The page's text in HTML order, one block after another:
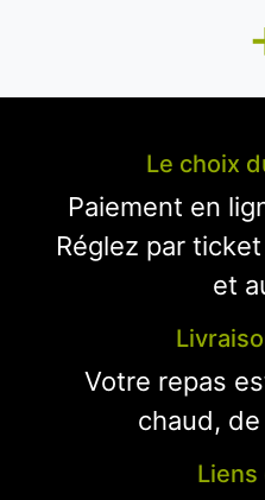
Le choix
Paiement en
Réglez par
et
Votre repas
chaud,